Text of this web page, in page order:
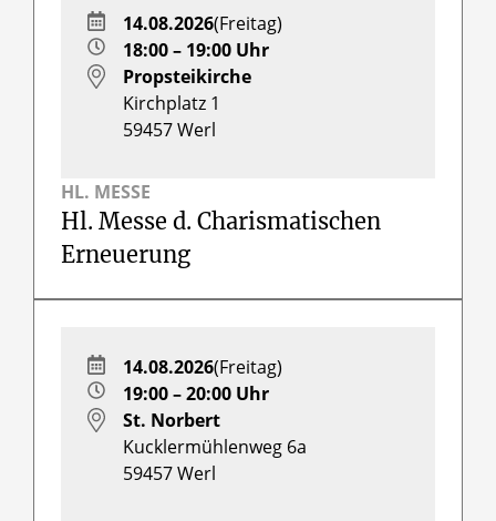
HL. MESSE
Hl. Messe d. Charismatischen
Erneuerung
14.08.2026(Freitag)
18:00 – 19:00 Uhr
Propsteikirche
Kirchplatz 1
59457Werl
14.08.2026(Freitag)
19:00 – 20:00 Uhr
St. Norbert
Kucklermühlenweg 6a
59457Werl